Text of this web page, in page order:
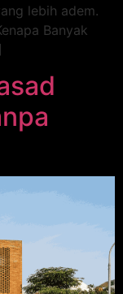
lebih adem.
Banyak